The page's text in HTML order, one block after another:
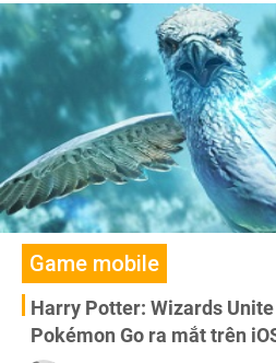
Game mobile
Harry Potter: Wizards
Pokémon Go ra mắt trên